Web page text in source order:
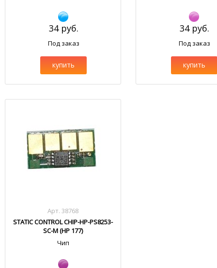
34 руб.
Под заказ
купить
34 руб.
Под заказ
купить
Арт. 38768
STATIC CONTROL CHIP-HP-PS8253-
SC-M (HP 177)
Чип